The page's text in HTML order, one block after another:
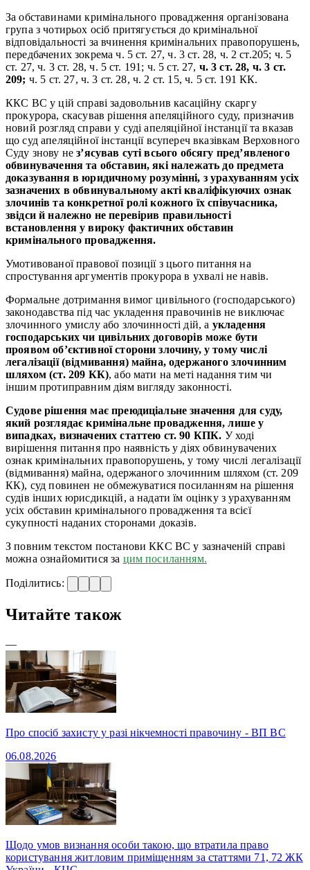
За обставинами кримінального провадження організована
група з чотирьох осіб притягується до кримінальної
відповідальності за вчинення кримінальних правопорушень,
передбачених зокрема ч. 5 ст. 27, ч. 3 ст. 28, ч. 2 ст.205; ч. 5
ст. 27, ч. 3 ст. 28, ч. 5 ст. 191; ч. 5 ст. 27, ч. 3 ст. 28, ч. 3 ст.
209; ч. 5 ст. 27, ч. 3 ст. 28, ч. 2 ст. 15, ч. 5 ст. 191 КК.
ККС ВС у цій справі задовольнив касаційну скаргу
прокурора, скасував рішення апеляційного суду, призначив
новий розгляд справи у суді апеляційної інстанції та вказав
що суд апеляційної інстанції всупереч вказівкам Верховного
Суду знову нез’ясував суті всього обсягу пред’явленого
обвинувачення та обставин, які належать до предмета
доказування в юридичному розумінні, з урахуванням усіх
зазначених в обвинувальному акті кваліфікуючих ознак
злочинів та конкретної ролі кожного їх співучасника,
звідси й належно не перевірив правильності
встановлення у вироку фактичних обставин
кримінального провадження.
Умотивованої правової позиції з цього питання на
спростування аргументів прокурора в ухвалі не навів.
Формальне дотримання вимог цивільного (господарського)
законодавства під час укладення правочинів не виключає
злочинного умислу або злочинності дій, а укладення
господарських чи цивільних договорів може бути
проявом об’єктивної сторони злочину, у тому числі
легалізації (відмивання) майна, одержаного злочинним
шляхом (ст. 209 КК), або мати на меті надання тим чи
іншим протиправним діям вигляду законності.
Судове рішення має преюдиціальне значення для суду,
який розглядає кримінальне провадження, лише у
випадках, визначених статтею ст. 90 КПК. У ході
вирішення питання про наявність у діях обвинувачених
ознак кримінальних правопорушень, у тому числі легалізації
(відмивання) майна, одержаного злочинним шляхом (ст. 209
КК), суд повинен не обмежуватися посиланням на рішення
судів інших юрисдикцій, а надати їм оцінку з урахуванням
усіх обставин кримінального провадження та всієї
сукупності наданих сторонами доказів.
З повним текстом постанови ККС ВС у зазначеній справі
можна ознайомитися за цим посиланням.
Поділитись:
Читайте також
—
Про спосіб захисту у разі нікчемності правочину - ВП ВС
06.08.2026
Щодо умов визнання особи такою, що втратила право
користування житловим приміщенням за статтями 71, 72 ЖК